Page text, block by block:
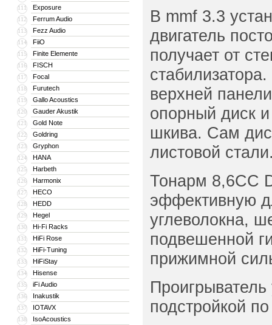
111 Exposure
112 Ferrum Audio
113 Fezz Audio
114 FiiO
115 Finite Elemente
116 FISCH
117 Focal
118 Furutech
119 Gallo Acoustics
120 Gauder Akustik
121 Gold Note
122 Goldring
123 Gryphon
124 HANA
125 Harbeth
126 Harmonix
127 HECO
128 HEDD
129 Hegel
130 Hi-Fi Racks
131 HiFi Rose
132 HiFi-Tuning
133 HiFiStay
134 Hisense
135 iFi Audio
136 Inakustik
137 IOTAVX
138 IsoAcoustics
В mmf 3.3
двигатель
получает от
верхней
опорный диск
шкива. Сам
листовой
Тонарм 8,6СС
эффективную
углеволокна,
подвешенной
прижимной
подстройкой